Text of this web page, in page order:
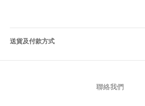
送貨及付款方式
聯絡我們